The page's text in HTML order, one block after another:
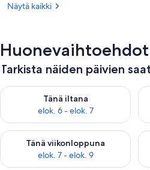
Näytä kaikki
Huonevaihtoehdot
Tarkista näiden päivien
Tänä iltana
elok. 6 - elok. 7
Tarkista tämän illan saatavuus elok.
Tänä viikonloppuna
elok. 7 - elok. 9
Tarkista tämän viikonlopun